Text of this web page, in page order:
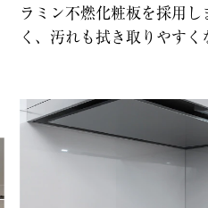
ラミン不燃化粧板を採用し
く、汚れも拭き取りやすく